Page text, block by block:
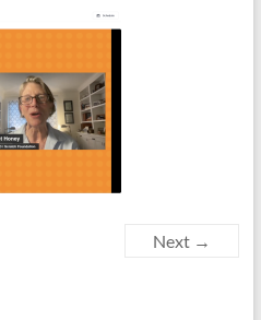
Next →